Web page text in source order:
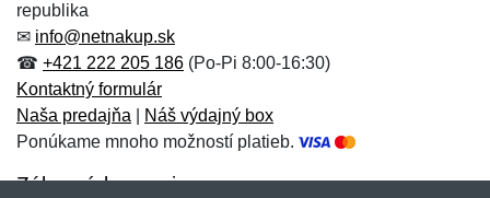
republika
✉ info@netnakup.sk
☎ +421 222 205 186 (Po-Pi 8:00-16:30)
Kontaktný formulár
Naša predajňa
Náš výdajný box
Ponúkame mnoho možností platieb.
Zákaznícky servis